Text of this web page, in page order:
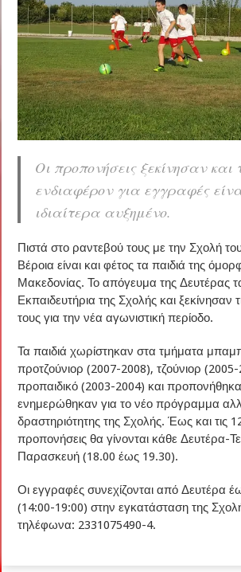
Οι προπονήσεις ξεκίνησαν και
ενδιαφέρον για εγγραφές
ιδιαίτερα αυξημένο.
Πιστά στο ραντεβού τους με την Σχολή
Βέροια είναι και φέτος τα παιδιά της
Μακεδονίας. Το απόγευμα της Δευτέρας
Εκπαιδευτήρια της Σχολής και ξεκίνησαν
τους για την νέα αγωνιστική περίοδο.
Τα παιδιά χωρίστηκαν στα τμήματα
προτζούνιορ (2007-2008), τζούνιορ (2005-
προπαιδικό (2003-2004) και
ενημερώθηκαν για το νέο πρόγραμμα
δραστηριότητης της Σχολής. Έως και τις
προπονήσεις θα γίνονται κάθε Δευτέρα-
Παρασκευή (18.00 έως 19.30).
Οι εγγραφές συνεχίζονται από Δευτέρα
(14:00-19:00) στην εγκατάσταση της
τηλέφωνα: 2331075490-4.